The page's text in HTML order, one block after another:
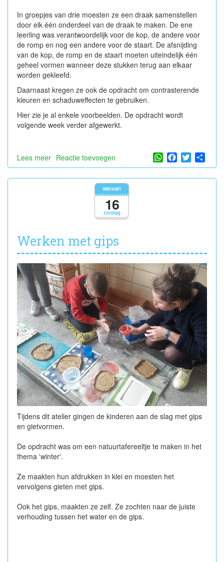
In groepjes van drie moesten ze een draak samenstellen
door elk één onderdeel van de draak te maken. De ene
leerling was verantwoordelijk voor de kop, de andere voor
de romp en nog een andere voor de staart. De afsnijding
van de kop, de romp en de staart moeten uiteindelijk één
geheel vormen wanneer deze stukken terug aan elkaar
worden gekleefd.
Daarnaast kregen ze ook de opdracht om contrasterende
kleuren en schaduweffecten te gebruiken.
Hier zie je al enkele voorbeelden. De opdracht wordt
volgende week verder afgewerkt.
Lees meer over
Drakenwereld
Reactie toevoegen WhatsApp
Facebook
Twitter
zondag
februari
16
Werken met gips
Tijdens dit atelier gingen de kinderen aan de slag met gips
en gietvormen.
De opdracht was om een natuurtafereeltje te maken in het
thema 'winter'.
Ze maakten hun afdrukken in klei en moesten het
vervolgens gieten met gips.
Ook het gips, maakten ze zelf. Ze zochten naar de juiste
verhouding tussen het water en de gips.